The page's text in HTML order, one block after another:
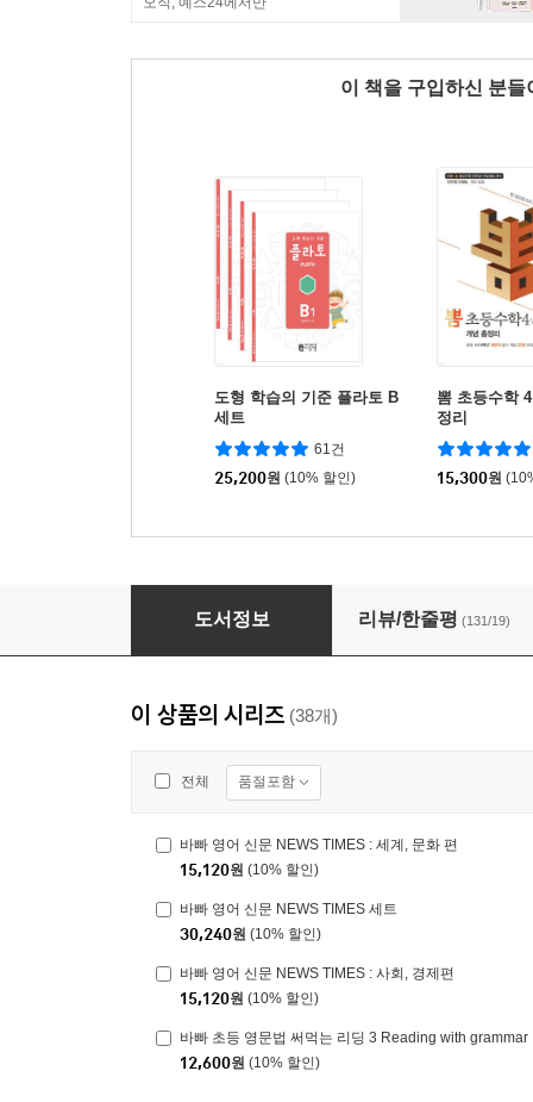
이 책을 구입하신 분
도형 학습의 기준 플라토 B
세트
61건
25,200원 (10% 할인)
뽐 초등수학
정리
15,300원
바빠 초등 필수 영단어
도서정보 리뷰/한줄평 (131/19)
이 상품의 시리즈 (38개)
전체 품절포함
바빠 영어 신문 NEWS TIMES : 세계, 문화 편
15,120원 (10% 할인)
바빠 영어 신문 NEWS TIMES 세트
30,240원 (10% 할인)
바빠 영어 신문 NEWS TIMES : 사회, 경제편
15,120원 (10% 할인)
바빠 초등 영문법 써먹는 리딩 3 Reading with grammar
12,600원 (10% 할인)